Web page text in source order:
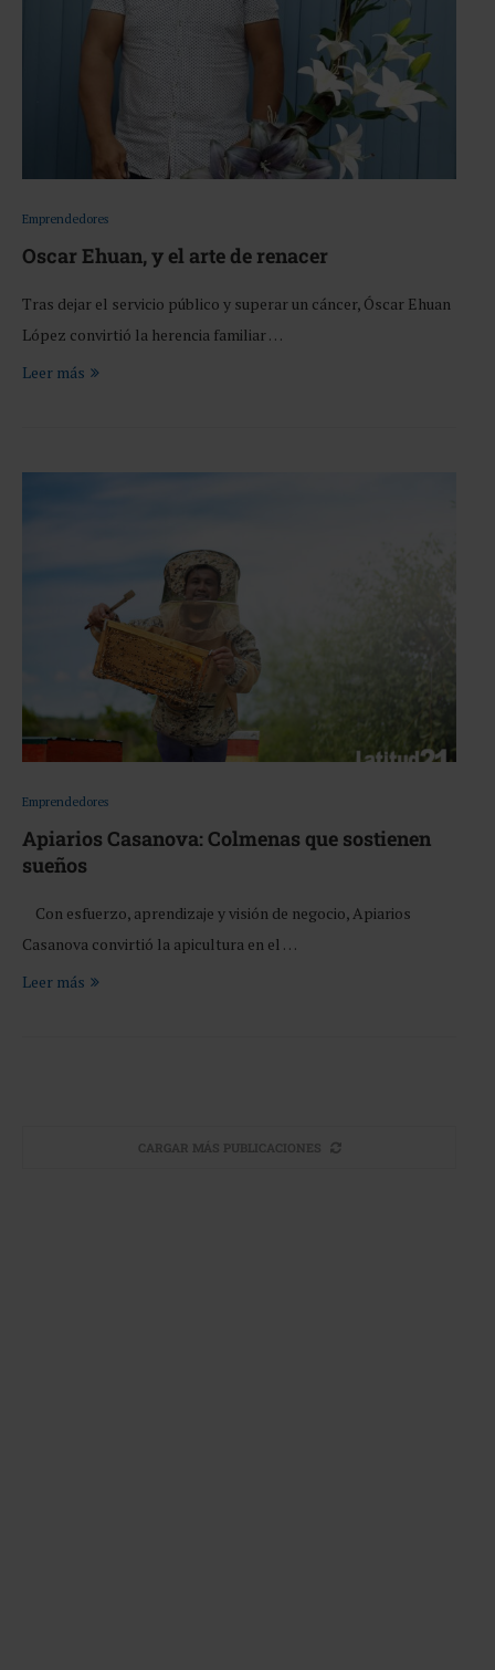
Emprendedores
Oscar Ehuan, y el arte de renacer
Tras dejar el servicio público y superar un cáncer, Óscar Ehuan
López convirtió la herencia familiar …
Leer más
Emprendedores
Apiarios Casanova: Colmenas que sostienen
sueños
Con esfuerzo, aprendizaje y visión de negocio, Apiarios
Casanova convirtió la apicultura en el …
Leer más
CARGAR MÁS PUBLICACIONES